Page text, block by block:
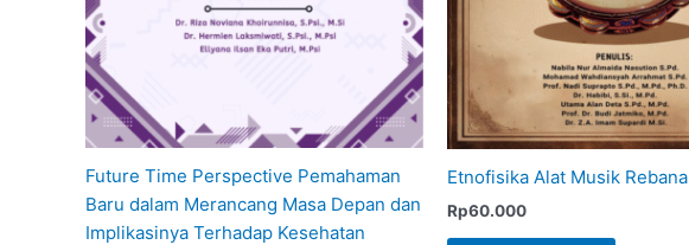
Future Time Perspective Pemahaman
Baru dalam Merancang Masa Depan dan
Implikasinya Terhadap Kesehatan
Etnofisika Alat Musik Rebana
Rp60.000